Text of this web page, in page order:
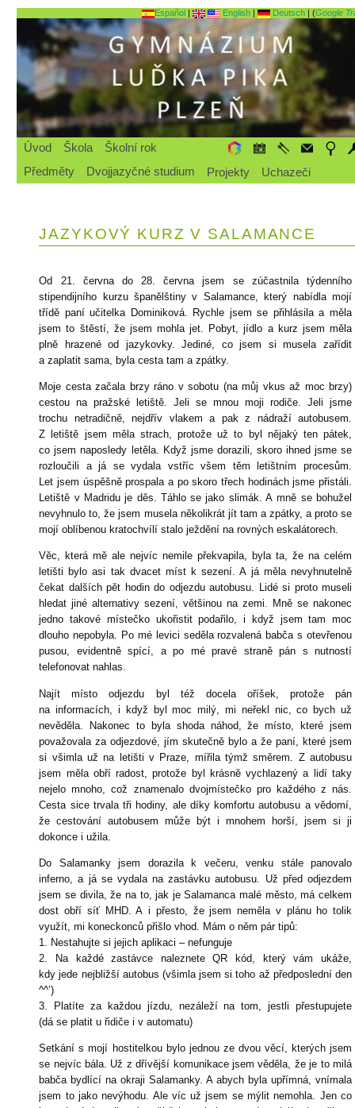
Español| English| Deutsch| (Google
Úvod Škola
Školní rok
Předměty
Dvojjazyčné studium Projekty Uchazeči
JAZYKOVÝ KURZ V SALAMANCE
Od 21. června do 28. června jsem se zúčastnila týdenního
stipendijního kurzu španělštiny v Salamance, který nabídla mojí
třídě paní učitelka Dominiková. Rychle jsem se přihlásila a měla
jsem to štěstí, že jsem mohla jet. Pobyt, jídlo a kurz jsem měla
plně hrazené od jazykovky. Jediné, co jsem si musela zařídit
a zaplatit sama, byla cesta tam a zpátky.
Moje cesta začala brzy ráno v sobotu (na můj vkus až moc brzy)
cestou na pražské letiště. Jeli se mnou moji rodiče. Jeli jsme
trochu netradičně, nejdřív vlakem a pak z nádraží autobusem.
Z letiště jsem měla strach, protože už to byl nějaký ten pátek,
co jsem naposledy letěla. Když jsme dorazili, skoro ihned jsme se
rozloučili a já se vydala vstříc všem těm letištním procesům.
Let jsem úspěšně prospala a po skoro třech hodinách jsme přistáli.
Letiště v Madridu je děs. Táhlo se jako slimák. A mně se bohužel
nevyhnulo to, že jsem musela několikrát jít tam a zpátky, a proto se
mojí oblíbenou kratochvílí stalo ježdění na rovných eskalátorech.
Věc, která mě ale nejvíc nemile překvapila, byla ta, že na celém
letišti bylo asi tak dvacet míst k sezení. A já měla nevyhnutelně
čekat dalších pět hodin do odjezdu autobusu. Lidé si proto museli
hledat jiné alternativy sezení, většinou na zemi. Mně se nakonec
jedno takové místečko ukořistit podařilo, i když jsem tam moc
dlouho nepobyla. Po mé levici seděla rozvalená babča s otevřenou
pusou, evidentně spící, a po mé pravé straně pán s nutností
telefonovat nahlas.
Najít místo odjezdu byl též docela oříšek, protože pán
na informacích, i když byl moc milý, mi neřekl nic, co bych už
nevěděla. Nakonec to byla shoda náhod, že místo, které jsem
považovala za odjezdové, jím skutečně bylo a že paní, které jsem
si všimla už na letišti v Praze, mířila týmž směrem. Z autobusu
jsem měla obří radost, protože byl krásně vychlazený a lidí taky
nejelo mnoho, což znamenalo dvojmístečko pro každého z nás.
Cesta sice trvala tři hodiny, ale díky komfortu autobusu a vědomí,
že cestování autobusem může být i mnohem horší, jsem si ji
dokonce i užila.
Do Salamanky jsem dorazila k večeru, venku stále panovalo
inferno, a já se vydala na zastávku autobusu. Už před odjezdem
jsem se divila, že na to, jak je Salamanca malé město, má celkem
dost obří síť MHD. A i přesto, že jsem neměla v plánu ho tolik
využít, mi koneckonců přišlo vhod. Mám o něm pár tipů:
1. Nestahujte si jejich aplikaci – nefunguje
2. Na každé zastávce naleznete QR kód, který vám ukáže,
kdy jede nejbližší autobus (všimla jsem si toho až předposlední den
^^’)
3. Platíte za každou jízdu, nezáleží na tom, jestli přestupujete
(dá se platit u řidiče i v automatu)
Setkání s mojí hostitelkou bylo jednou ze dvou věcí, kterých jsem
se nejvíc bála. Už z dřívější komunikace jsem věděla, že je to milá
babča bydlící na okraji Salamanky. A abych byla upřímná, vnímala
jsem to jako nevýhodu. Ale víc už jsem se mýlit nemohla. Jen co